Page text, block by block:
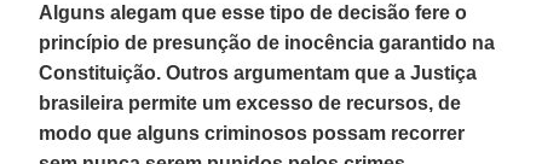
Alguns alegam que esse tipo de decisão fere o
princípio de presunção de inocência garantido na
Constituição. Outros argumentam que a Justiça
brasileira permite um excesso de recursos, de
modo que alguns criminosos possam recorrer